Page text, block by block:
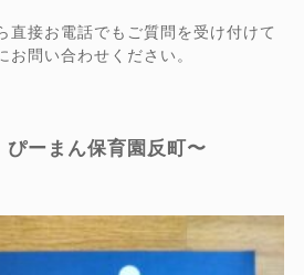
直接お電話でもご質問を受け付けて
お問い合わせください。
ーまん保育園反町〜